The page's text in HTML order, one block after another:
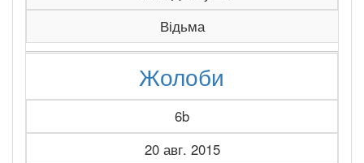
Відьма
Жолоби
6b
20 авг. 2015